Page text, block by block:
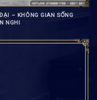
– KHÔNG GIAN SỐNG
NGHI